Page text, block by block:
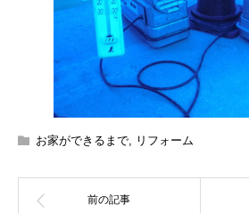
お家ができるまで, リフォーム